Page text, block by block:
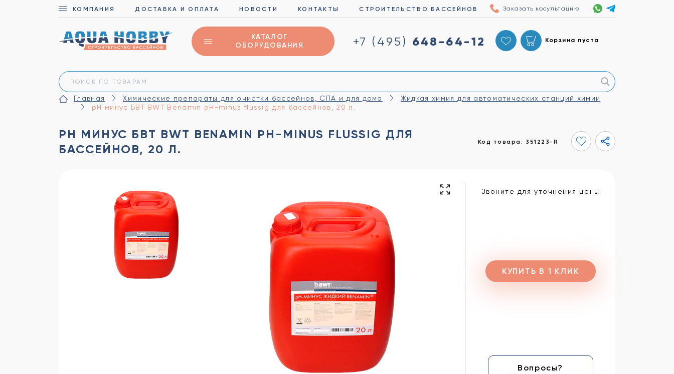
КОМПАНИЯ ДОСТАВКА И ОПЛАТА НОВОСТИ КОНТАКТЫ СТРОИТЕЛЬСТВО БАССЕЙНОВ Заказать косультацию
КАТАЛОГ
ОБОРУДОВАНИЯ
+7 (495) 648-64-12 Корзина пуста
Главная Химические препараты для очистки бассейнов, СПА и для дома
Жидкая химия для автоматических станций химии
pH минус БВТ BWT Benamin pH-minus flussig для бассейнов, 20 л.
PH МИНУС БВТ BWT BENAMIN PH-MINUS FLUSSIG ДЛЯ
БАССЕЙНОВ, 20 Л.
Код товара: 351223-R
Звоните для уточнения цены
КУПИТЬ В 1 КЛИК
Вопросы?